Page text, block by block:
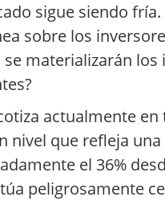
sigue siendo
sobre los
se materializarán los
actualmente
nivel que refleja
el 36%
peligrosamente